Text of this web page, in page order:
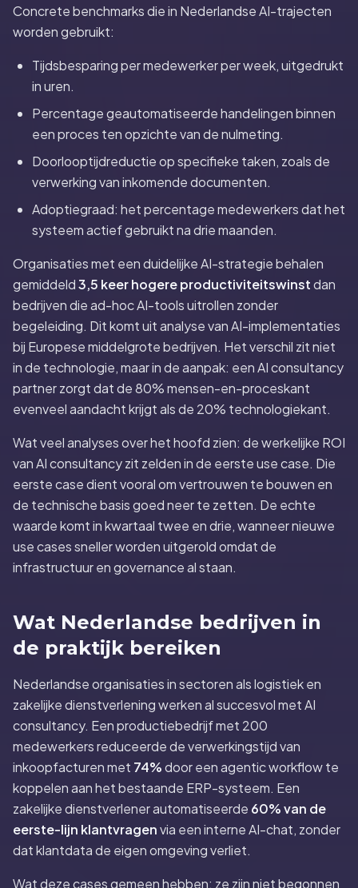
Concrete benchmarks die in Nederlandse AI-trajecten
worden gebruikt:
Tijdsbesparing per medewerker per week, uitgedrukt
in uren.
Percentage geautomatiseerde handelingen binnen
een proces ten opzichte van de nulmeting.
Doorlooptijdreductie op specifieke taken, zoals de
verwerking van inkomende documenten.
Adoptiegraad: het percentage medewerkers dat het
systeem actief gebruikt na drie maanden.
Organisaties met een duidelijke AI-strategie behalen
gemiddeld3,5 keer hogere productiviteitswinstdan
bedrijven die ad-hoc AI-tools uitrollen zonder
begeleiding. Dit komt uit analyse van AI-implementaties
bij Europese middelgrote bedrijven. Het verschil zit niet
in de technologie, maar in de aanpak: een AI consultancy
partner zorgt dat de 80% mensen-en-proceskant
evenveel aandacht krijgt als de 20% technologiekant.
Wat veel analyses over het hoofd zien: de werkelijke ROI
van AI consultancy zit zelden in de eerste use case. Die
eerste case dient vooral om vertrouwen te bouwen en
de technische basis goed neer te zetten. De echte
waarde komt in kwartaal twee en drie, wanneer nieuwe
use cases sneller worden uitgerold omdat de
infrastructuur en governance al staan.
Wat Nederlandse bedrijven in
de praktijk bereiken
Nederlandse organisaties in sectoren als logistiek en
zakelijke dienstverlening werken al succesvol met AI
consultancy. Een productiebedrijf met 200
medewerkers reduceerde de verwerkingstijd van
inkoopfacturen met 74%door een agentic workflow te
koppelen aan het bestaande ERP-systeem. Een
zakelijke dienstverlener automatiseerde 60% van de
eerste-lijn klantvragenvia een interne AI-chat, zonder
dat klantdata de eigen omgeving verliet.
Wat deze cases gemeen hebben: ze zijn niet begonnen